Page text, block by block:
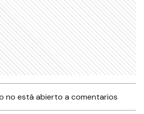
no está abierto a comentarios